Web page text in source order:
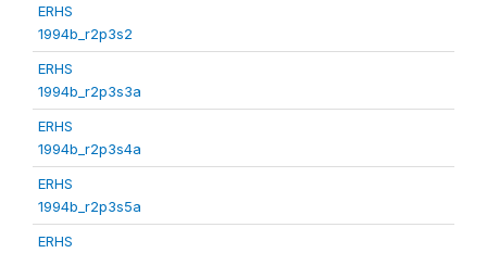
ERHS
1994b_r2p3s2
ERHS
1994b_r2p3s3a
ERHS
1994b_r2p3s4a
ERHS
1994b_r2p3s5a
ERHS